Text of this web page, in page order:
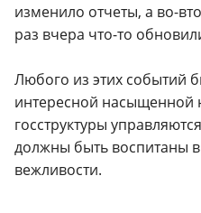
изменило отчеты, а во-
раз вчера что-то
Любого из этих событий
интересной насыщенной
госструктуры
должны быть воспитаны
вежливости.